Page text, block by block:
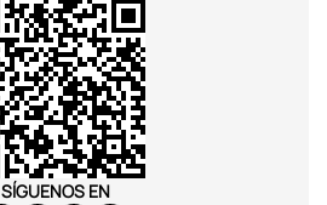
SÍGUENOS EN